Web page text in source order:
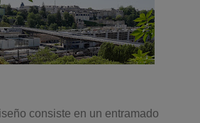
en un entramado